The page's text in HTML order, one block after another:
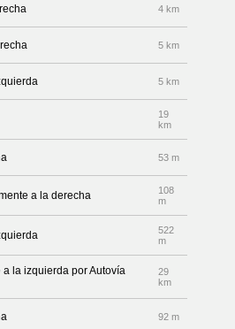
4 km
5 km
5 km
19
km
53 m
a la derecha
108
m
522
m
la izquierda por Autovía
29
km
92 m